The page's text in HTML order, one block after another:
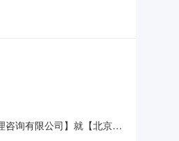
询有限公司】就【北京诚